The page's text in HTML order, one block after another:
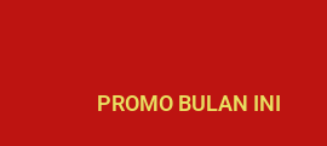
PROMO BULAN INI